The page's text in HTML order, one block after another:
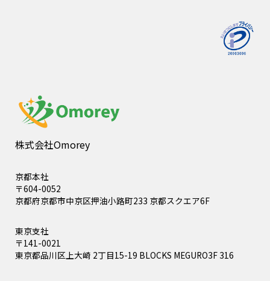
株式会社Omorey
京都本社
〒604-0052
京都府京都市中京区押油小路町233 京都スクエア6F
東京支社
〒141-0021
東京都品川区上大崎 2丁目15-19 BLOCKS MEGURO3F 316